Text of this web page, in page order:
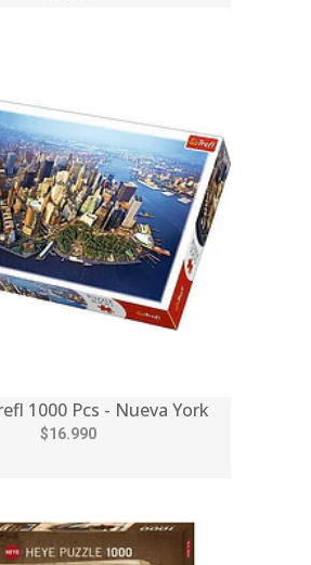
1000 Pcs - Nueva York
$16.990